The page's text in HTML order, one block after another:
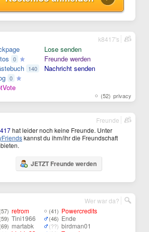
0
140
0
Lose senden
Freunde werden
Nachricht senden
(52) privacy
k8417's
hat leider noch keine Freunde. Unter
kannst du ihm/ihr die Freundschaft
JETZT Freunde werden
Freunde
(57) retrom
(59) Tini1966
(69) martabk
(41) Powercredits
(46) Ende
(??) birdman01
Wer war da?